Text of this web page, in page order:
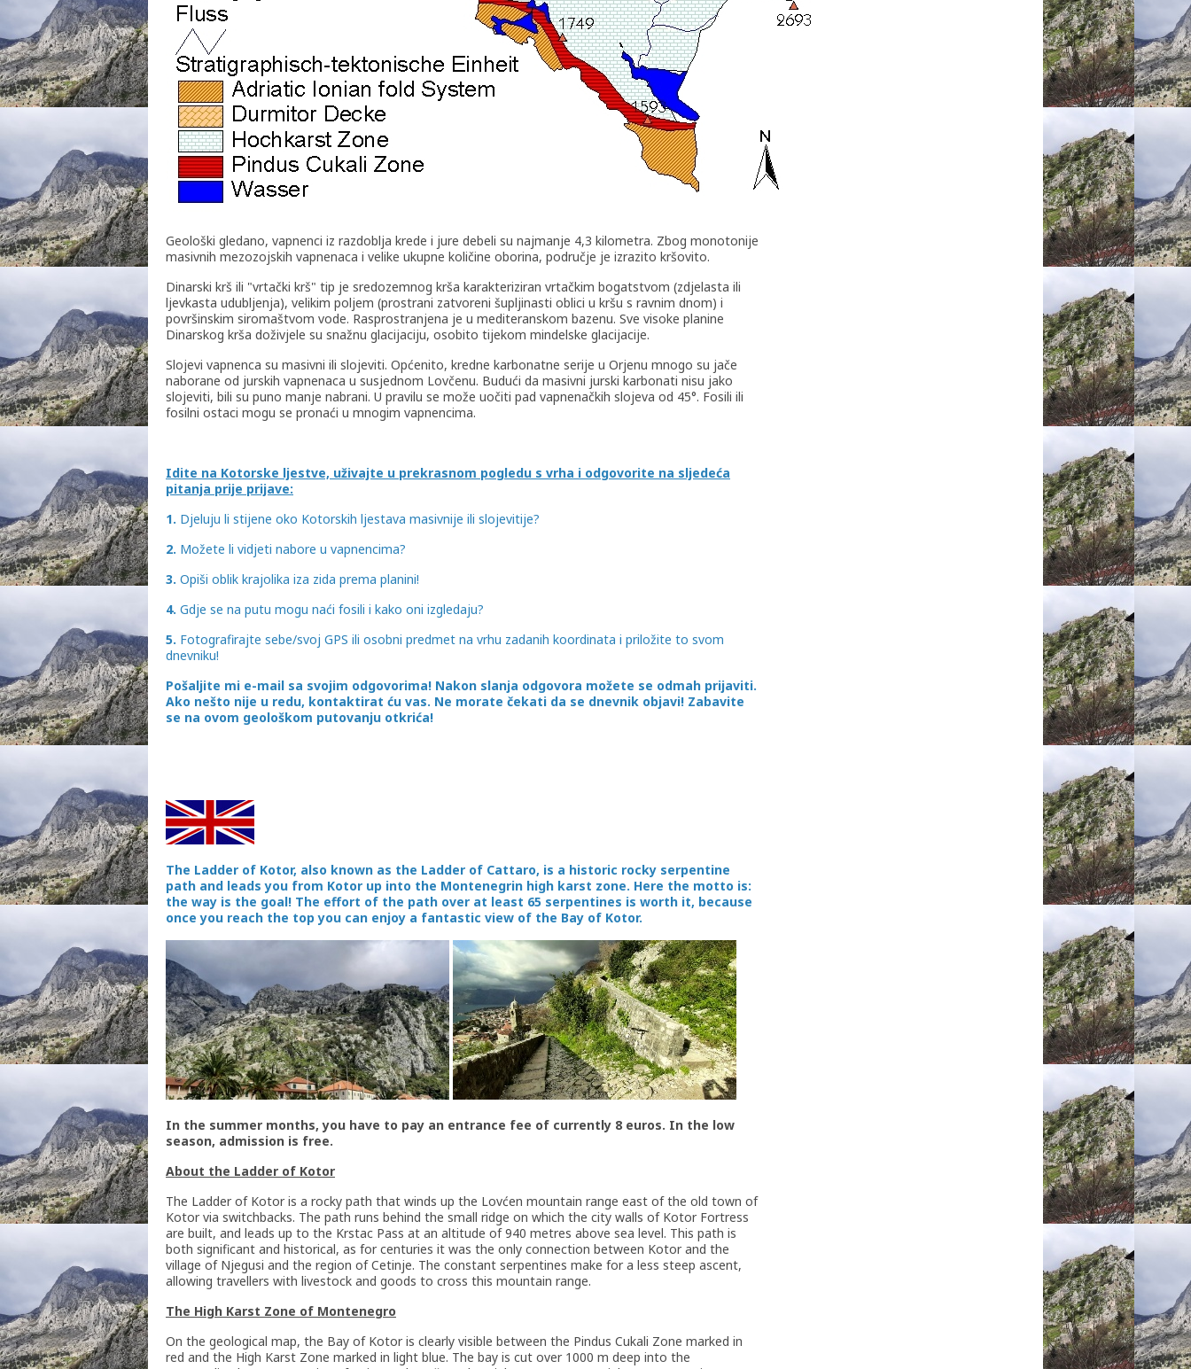
Geološki gledano, vapnenci iz razdoblja krede i jure debeli su najmanje 4,3 kilometra. Zbog monotonije
masivnih mezozojskih vapnenaca i velike ukupne količine oborina, područje je izrazito kršovito.
Dinarski krš ili "vrtački krš" tip je sredozemnog krša karakteriziran vrtačkim bogatstvom (zdjelasta ili
ljevkasta udubljenja), velikim poljem (prostrani zatvoreni šupljinasti oblici u kršu s ravnim dnom) i
površinskim siromaštvom vode. Rasprostranjena je u mediteranskom bazenu. Sve visoke planine
Dinarskog krša doživjele su snažnu glacijaciju, osobito tijekom mindelske glacijacije.
Slojevi vapnenca su masivni ili slojeviti. Općenito, kredne karbonatne serije u Orjenu mnogo su jače
naborane od jurskih vapnenaca u susjednom Lovčenu. Budući da masivni jurski karbonati nisu jako
slojeviti, bili su puno manje nabrani. U pravilu se može uočiti pad vapnenačkih slojeva od 45°. Fosili ili
fosilni ostaci mogu se pronaći u mnogim vapnencima.
Idite na Kotorske ljestve, uživajte u prekrasnom pogledu s vrha i odgovorite na sljedeća
pitanja prije prijave:
1. Djeluju li stijene oko Kotorskih ljestava masivnije ili slojevitije?
2. Možete li vidjeti nabore u vapnencima?
3. Opiši oblik krajolika iza zida prema planini!
4. Gdje se na putu mogu naći fosili i kako oni izgledaju?
5. Fotografirajte sebe/svoj GPS ili osobni predmet na vrhu zadanih koordinata i priložite to svom
dnevniku!
Pošaljite mi e-mail sa svojim odgovorima! Nakon slanja odgovora možete se odmah prijaviti.
Ako nešto nije u redu, kontaktirat ću vas. Ne morate čekati da se dnevnik objavi! Zabavite
se na ovom geološkom putovanju otkrića!
The Ladder of Kotor, also known as the Ladder of Cattaro, is a historic rocky serpentine
path and leads you from Kotor up into the Montenegrin high karst zone. Here the motto is:
the way is the goal! The effort of the path over at least 65 serpentines is worth it, because
once you reach the top you can enjoy a fantastic view of the Bay of Kotor.
In the summer months, you have to pay an entrance fee of currently 8 euros. In the low
season, admission is free.
About the Ladder of Kotor
The Ladder of Kotor is a rocky path that winds up the Lovćen mountain range east of the old town of
Kotor via switchbacks. The path runs behind the small ridge on which the city walls of Kotor Fortress
are built, and leads up to the Krstac Pass at an altitude of 940 metres above sea level. This path is
both significant and historical, as for centuries it was the only connection between Kotor and the
village of Njegusi and the region of Cetinje. The constant serpentines make for a less steep ascent,
allowing travellers with livestock and goods to cross this mountain range.
The High Karst Zone of Montenegro
On the geological map, the Bay of Kotor is clearly visible between the Pindus Cukali Zone marked in
red and the High Karst Zone marked in light blue. The bay is cut over 1000 m deep into the